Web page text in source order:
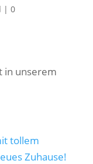
| 0
in unserem
tollem
Zuhause!